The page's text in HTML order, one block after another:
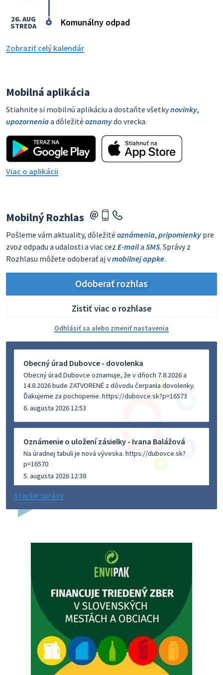
Komunálny odpad
26. AUG
STREDA
Zobraziť celý kalendár
Mobilná aplikácia
Stiahnite si mobilnú aplikáciu a dostaňte všetkynovinky,
upozorneniaa dôležité oznamydo vrecka.
Viac o aplikácii
Mobilný Rozhlas
Pošleme vám aktuality, dôležité oznámenia, pripomienky pre
zvoz odpadu a udalosti a viac cez E-maila SMS. Správy z
Rozhlasu môžete odoberať aj vmobilnej appke.
Odoberať rozhlas
Zistiť viac o rozhlase
Odhlásiť sa alebo zmeniť nastavenia
Obecný úrad Dubovce - dovolenka
Obecný úrad Dubovce oznamuje, že v dňoch 7.8.2026 a
14.8.2026 bude ZATVORENÉ z dôvodu čerpania dovolenky.
Ďakujeme za pochopenie. https://dubovce.sk?p=16573
6. augusta 2026 12:53
Oznámenie o uložení zásielky - Ivana Balážová
Na úradnej tabuli je nová výveska. https://dubovce.sk?
p=16570
5. augusta 2026 12:38
Dovolenka - MUDr. Marián Sivoň
budeZATVORENÁ z dôvodu čerpania dovolenky. Akútne
prípady bude riešiť MUDr.Fisch…
Zajtrajší zvoz odpadu
Vážený občan, zajtra 5. 8. sa bude zvážať komunálny odpad.
4. augusta 2026 15:30
Dnešný zvoz odpadu
Vážený občan, dnes 5. 8. sa zváža komunálny odpad.
Staršie správy